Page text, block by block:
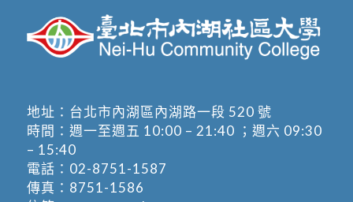
地址： 台北市內湖區內湖路一段 520 號
時間：週一至週五 10:00 – 21:40 ；週六 09:30
– 15:40
電話： 02-8751-1587
傳真：8751-1586